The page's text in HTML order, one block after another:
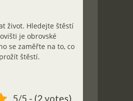
život. Hledejte štěstí
je obrovské
se zaměřte na to, co
štěstí.
5/5 - (2 votes)